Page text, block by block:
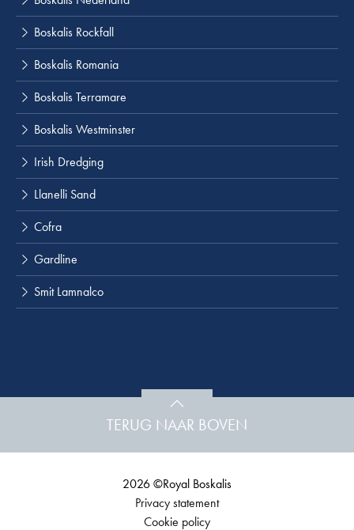
Boskalis Rockfall
Boskalis Romania
Boskalis Terramare
Boskalis Westminster
Irish Dredging
Llanelli Sand
Cofra
Gardline
Smit Lamnalco
TERUG NAAR BOVEN
2026 ©Royal Boskalis
Privacy statement
Cookie policy